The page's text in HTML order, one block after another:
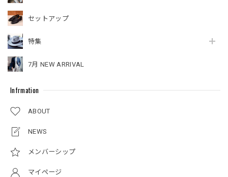
セットアップ
特集
7月 NEW ARRIVAL
Infrmation
ABOUT
NEWS
メンバーシップ
マイページ